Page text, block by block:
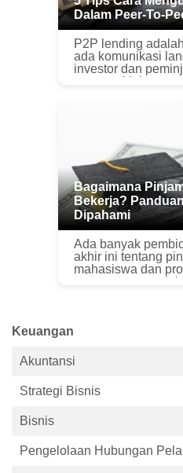
Dalam Peer-To-
P2P lending
ada komunikasi
investor dan
memungkinkan
Bagaimana
Bekerja?
Dipahami
Ada banyak
akhir ini tentang
mahasiswa dan
pengampunan
Keuangan
Akuntansi
Strategi Bisnis
Bisnis
Pengelolaan Hubungan